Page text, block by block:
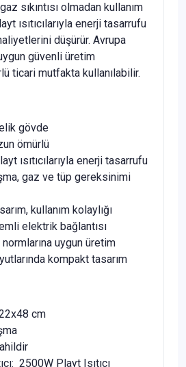
sıkıntısı olmadan kullanım
ısıtıcılarıyla enerji tasarrufu
düşürür. Avrupa
güvenli üretim
ticari mutfakta kullanılabilir.
gövde
ömürlü
ısıtıcılarıyla enerji tasarrufu
gaz ve tüp gereksinimi
kullanım kolaylığı
elektrik bağlantısı
uygun üretim
kompakt tasarım
cm
2500W Playt Isıtıcı